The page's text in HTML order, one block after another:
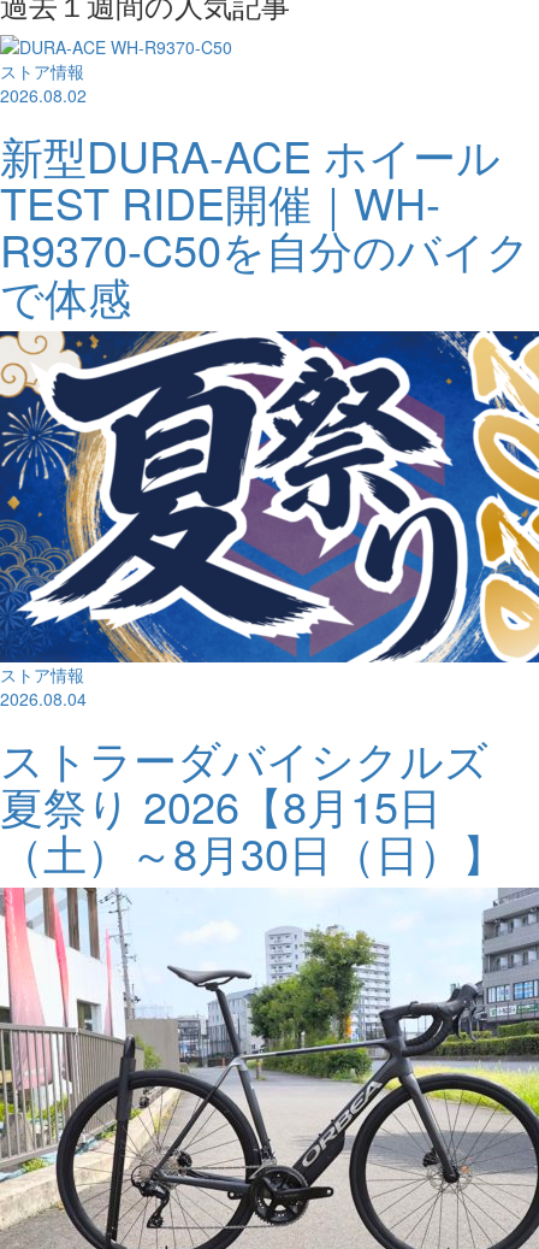
ストア情報
2026.08.02
新型DURA-ACE ホイール
TEST RIDE開催｜WH-
R9370-C50を自分のバイク
で体感
ストア情報
2026.08.04
ストラーダバイシクルズ
夏祭り 2026【8月15日
（土）～8月30日（日）】